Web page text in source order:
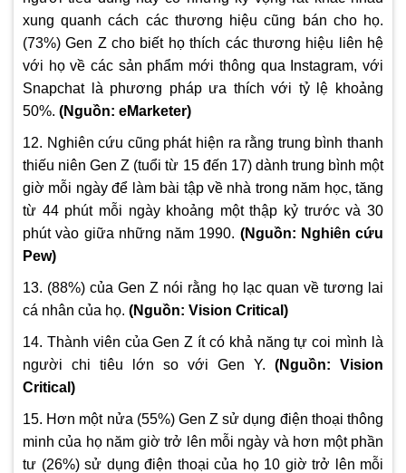
xung quanh cách các thương hiệu cũng bán cho họ.
(73%) Gen Z cho biết họ thích các thương hiệu liên hệ
với họ về các sản phẩm mới thông qua Instagram, với
Snapchat là phương pháp ưa thích với tỷ lệ khoảng
50%. (Nguồn: eMarketer)
12. Nghiên cứu cũng phát hiện ra rằng trung bình thanh
thiếu niên Gen Z (tuổi từ 15 đến 17) dành trung bình một
giờ mỗi ngày để làm bài tập về nhà trong năm học, tăng
từ 44 phút mỗi ngày khoảng một thập kỷ trước và 30
phút vào giữa những năm 1990. (Nguồn: Nghiên cứu
Pew)
13. (88%) của Gen Z nói rằng họ lạc quan về tương lai
cá nhân của họ. (Nguồn: Vision Critical)
14. Thành viên của Gen Z ít có khả năng tự coi mình là
người chi tiêu lớn so với Gen Y. (Nguồn: Vision
Critical)
15. Hơn một nửa (55%) Gen Z sử dụng điện thoại thông
minh của họ năm giờ trở lên mỗi ngày và hơn một phần
tư (26%) sử dụng điện thoại của họ 10 giờ trở lên mỗi